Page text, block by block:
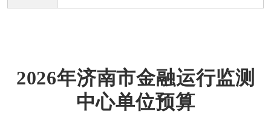
2026年济南市金融运行监测
中心单位预算